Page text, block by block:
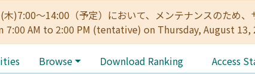
木)7:00～14:00（予定）において、メンテナンスのた
AM to 2:00 PM (tentative) on Thursday, August
Browse Download Ranking Access